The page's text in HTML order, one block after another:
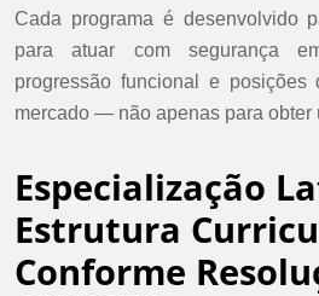
Cada programa é desenvolvido
para atuar com segurança
progressão funcional e posições
mercado — não apenas para obter
Especialização
Estrutura
Conforme